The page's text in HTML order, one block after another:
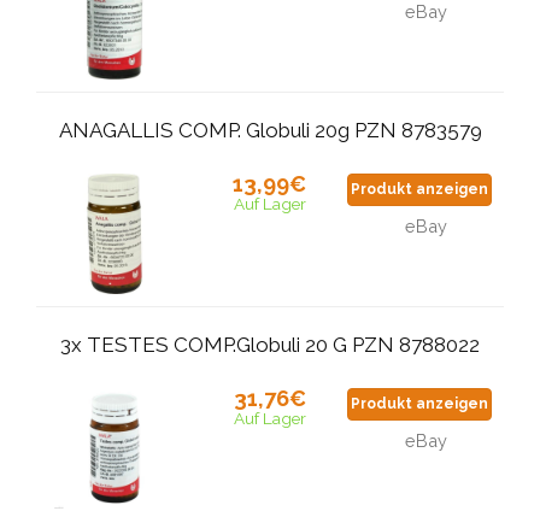
eBay
ANAGALLIS COMP. Globuli 20g PZN 8783579
13,99€
Auf Lager
Produkt anzeigen
eBay
3x TESTES COMP.Globuli 20 G PZN 8788022
31,76€
Auf Lager
Produkt anzeigen
eBay